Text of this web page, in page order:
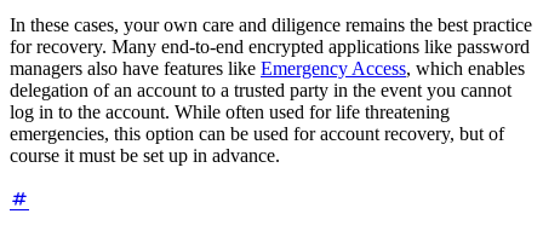
In these cases, your own care and diligence remains the best practice
for recovery. Many end-to-end encrypted applications like password
managers also have features like Emergency Access, which enables
delegation of an account to a trusted party in the event you cannot
log in to the account. While often used for life threatening
emergencies, this option can be used for account recovery, but of
course it must be set up in advance.